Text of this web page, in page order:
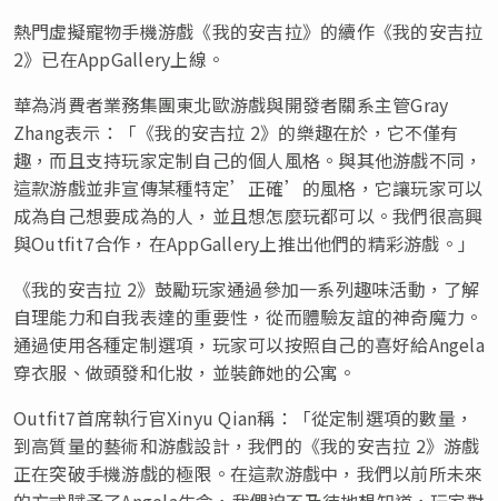
熱門虛擬寵物手機游戲《我的安吉拉》的續作《我的安吉拉
2》已在AppGallery上線。
華為消費者業務集團東北歐游戲與開發者關系主管Gray
Zhang表示：「《我的安吉拉 2》的樂趣在於，它不僅有
趣，而且支持玩家定制自己的個人風格。與其他游戲不同，
這款游戲並非宣傳某種特定’正確’的風格，它讓玩家可以
成為自己想要成為的人，並且想怎麼玩都可以。我們很高興
與Outfit7合作，在AppGallery上推出他們的精彩游戲。」
《我的安吉拉 2》鼓勵玩家通過參加一系列趣味活動，了解
自理能力和自我表達的重要性，從而體驗友誼的神奇魔力。
通過使用各種定制選項，玩家可以按照自己的喜好給Angela
穿衣服、做頭發和化妝，並裝飾她的公寓。
Outfit7首席執行官Xinyu Qian稱：「從定制選項的數量，
到高質量的藝術和游戲設計，我們的《我的安吉拉 2》游戲
正在突破手機游戲的極限。在這款游戲中，我們以前所未來